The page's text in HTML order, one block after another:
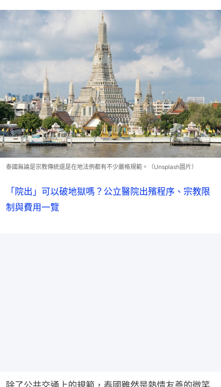
泰國無論是宗教傳統還是在地法例都有不少嚴格規範。（Unsplash圖片）
「院出」可以破地獄嗎？公立醫院出殯程序、宗教限
制與費用一覽
之國，但同時擁有極深的宗教與文化底蘊。不想旅遊